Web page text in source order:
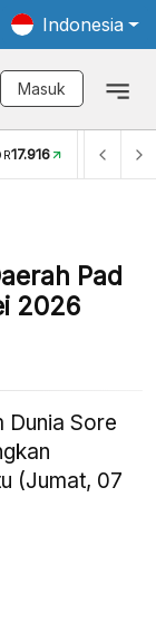
Indonesia
Masuk
17.916 INFLASI
Pad
2026
Dunia Sore
(Jumat, 07